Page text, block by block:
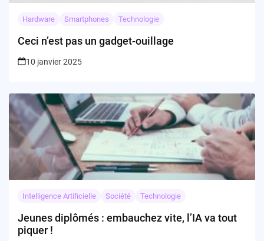
Hardware Smartphones Technologie
Ceci n’est pas un gadget-ouillage
10 janvier 2025
Intelligence Artificielle Société Technologie
Jeunes diplômés : embauchez vite, l’IA va tout
piquer !